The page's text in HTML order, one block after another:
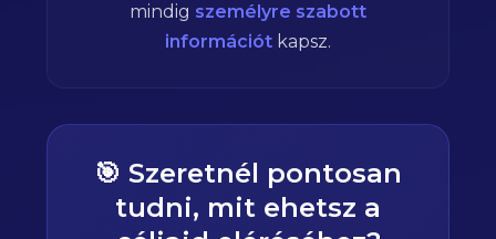
mindig személyre szabott
információt kapsz.
🎯 Szeretnél pontosan
tudni, mit ehetsz a